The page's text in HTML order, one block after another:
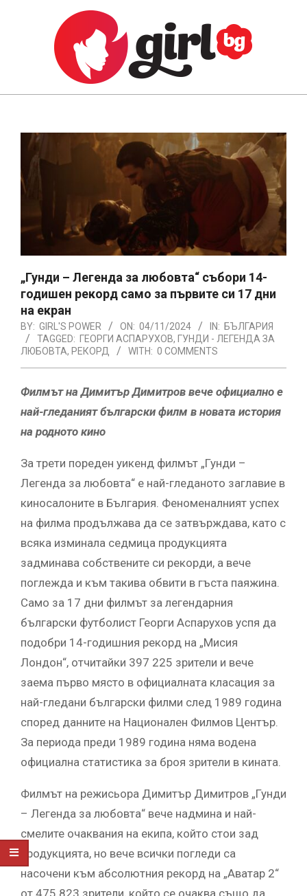
GIRL.BG
Navigation
„Гунди – Легенда за любовта“ събори 14-
годишен рекорд само за първите си 17 дни
на екран
BY: GIRL'S POWER ON: 04/11/2024 IN: БЪЛГАРИЯ
TAGGED: ГЕОРГИ АСПАРУХОВ, ГУНДИ - ЛЕГЕНДА ЗА
ЛЮБОВТА, РЕКОРД WITH: 0 COMMENTS
Филмът на Димитър Димитров вече официално е
най-гледаниятбългарски филм в новата история
на родното кино
За трети пореден уикенд филмът „Гунди –
Легенда за любовта“ е най-гледаното заглавие в
киносалоните в България. Феноменалният успех
на филма продължава да се затвърждава, като с
всяка изминала седмица продукцията
задминава собствените си рекорди, а вече
поглежда и към такива обвити в гъста паяжина.
Само за 17 дни филмът за легендарния
български футболист Георги Аспарухов успя да
подобри 14-годишния рекорд на „Мисия
Лондон“, отчитайки 397 225 зрители и вече
заема първо място в официалната класация за
най-гледани български филми след 1989 година
според данните на Национален Филмов Център.
За периода преди 1989 година няма водена
официална статистика за броя зрители в кината.
Филмът на режисьора Димитър Димитров „Гунди
– Легенда за любовта“ вече надмина и най-
смелите очаквания на екипа, който стои зад
продукцията, но вече всички погледи са
насочени към абсолютния рекорд на „Аватар 2“
от 475 823 зрители, който се очаква също да